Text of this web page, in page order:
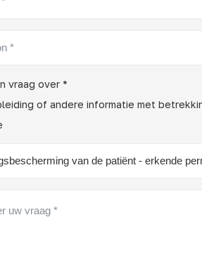
vraag over *
of andere informatie met